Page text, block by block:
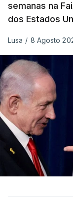
semanas na
dos Estados
Lusa / 8 Agosto